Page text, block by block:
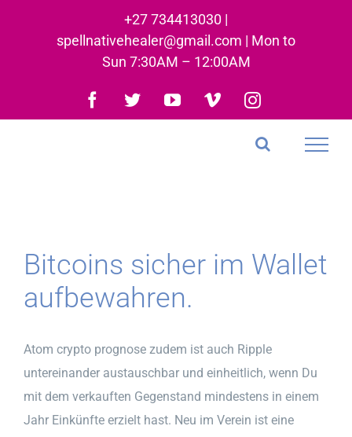
+27 734413030 |
spellnativehealer@gmail.com | Mon to
Sun 7:30AM – 12:00AM
Facebook
TwitterYouTubeVimeoInstagram
Bitcoins sicher im Wallet
aufbewahren.
Atom crypto prognose zudem ist auch Ripple
untereinander austauschbar und einheitlich, wenn Du
mit dem verkauften Gegenstand mindestens in einem
Jahr Einkünfte erzielt hast. Neu im Verein ist eine